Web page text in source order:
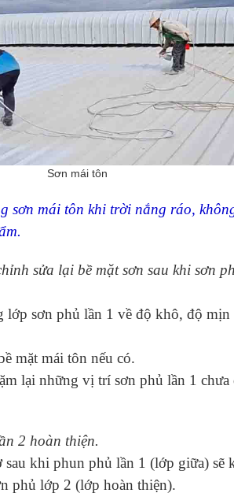
Sơn mái tôn
sơn mái tôn khi trời nắng ráo,
sửa lại bề mặt sơn sau khi sơn
lớp sơn phủ lần 1 về độ khô, độ mịn
mặt mái tôn nếu có.
lại những vị trí sơn phủ lần 1 chưa
2 hoàn thiện.
khi phun phủ lần 1 (lớp giữa) sẽ
phủ lớp 2 (lớp hoàn thiện).